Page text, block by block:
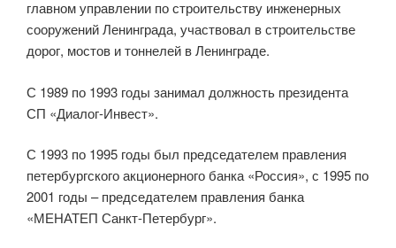
главном управлении по строительству инженерных
сооружений Ленинграда, участвовал в строительстве
дорог, мостов и тоннелей в Ленинграде.
С 1989 по 1993 годы занимал должность президента
СП «Диалог-Инвест».
С 1993 по 1995 годы был председателем правления
петербургского акционерного банка «Россия», с 1995 по
2001 годы – председателем правления банка
«МЕНАТЕП Санкт-Петербург».